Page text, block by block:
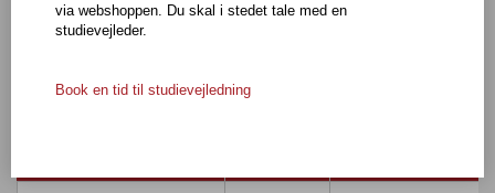
Onlineundervisning
HF & VUC Klar - Slagelse
via webshoppen. Du skal i stedet tale med en
studievejleder.
Book en tid til studievejledning